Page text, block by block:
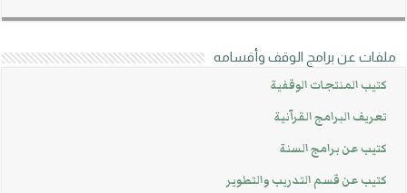
ملفات عن برامج الوقف وأقسامه
كتيب المنتجات الوقفية
تعريف البرامج القرآنية
كتيب عن برامج السنة
كتيب عن قسم التدريب والتطوير